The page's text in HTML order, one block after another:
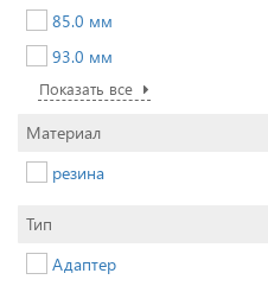
85.0 мм
93.0 мм
Показать все
Материал
резина
Тип
Адаптер